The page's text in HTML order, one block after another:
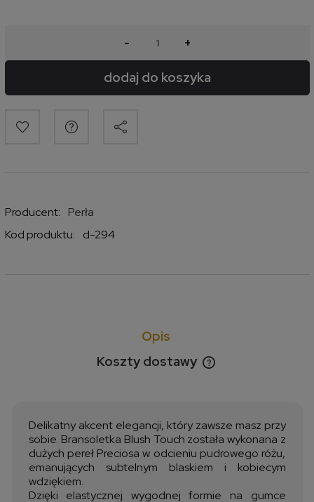
- +
dodaj do koszyka
Producent:
Perła
Kod produktu:
d-294
Opis
Koszty dostawy
Cena nie zawiera ewentualnych kosztów płatności
Delikatny akcent elegancji, który zawsze masz przy
sobie. Bransoletka Blush Touch została wykonana z
dużych pereł Preciosa w odcieniu pudrowego różu,
emanujących subtelnym blaskiem i kobiecym
wdziękiem.
Dzięki elastycznej wygodnej formie na gumce